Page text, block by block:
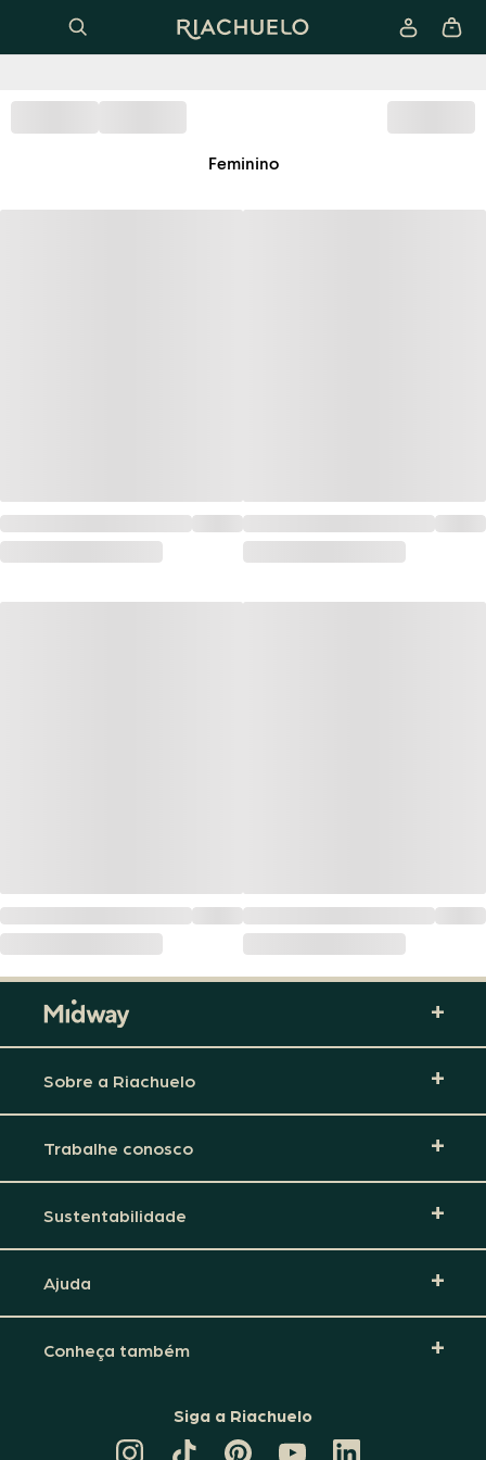
Feminino
Sobre a Riachuelo
Trabalhe conosco
Sustentabilidade
Ajuda
Conheça também
Siga a Riachuelo
CANAL